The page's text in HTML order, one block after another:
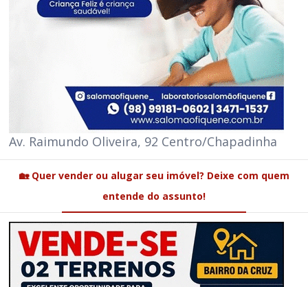
Av. Raimundo Oliveira, 92 Centro/Chapadinha
🏡 Quer vender ou alugar seu imóvel? Deixe com quem
entende do assunto!